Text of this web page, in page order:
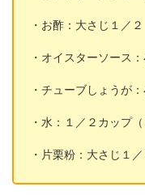
・お酢：大さじ１／２
・オイスターソース：
・チューブしょうが
・水：１／２カップ（
・片栗粉：大さじ１／